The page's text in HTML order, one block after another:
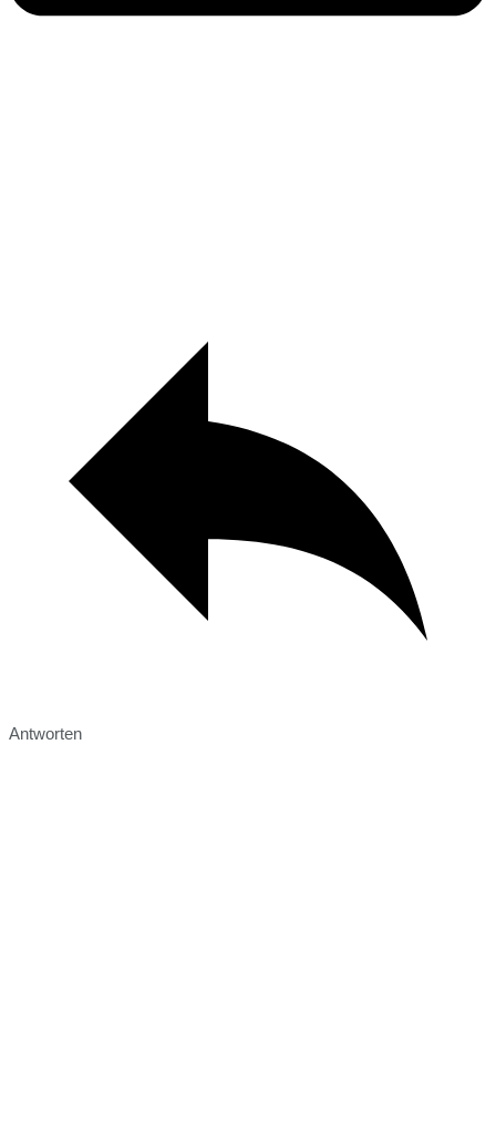
Antworten